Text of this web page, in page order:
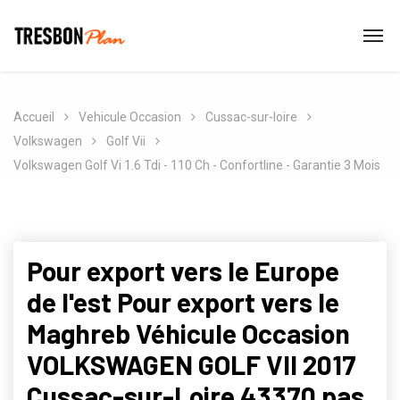
Accueil Vehicule Occasion
Cussac-sur-loire
Volkswagen
Golf Vii
Volkswagen Golf Vi 1.6 Tdi - 110 Ch - Confortline - Garantie 3 Mois
Pour export vers le Europe
de l'est Pour export vers le
Maghreb Véhicule Occasion
VOLKSWAGEN GOLF VII 2017